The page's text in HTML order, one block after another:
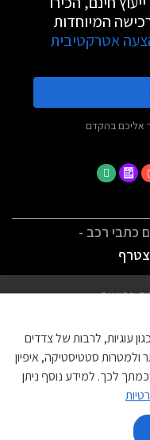
המיוחדות
אטרקטיבית
אליכם בהקדם
כתבי רכב -
נפוצות
עוגיות, לרבות של צדדים
סטטיסטיקה, איפיון
לכך. למידע נוסף ניתן